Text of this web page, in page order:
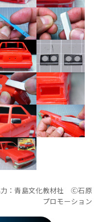
：青島文化教材社 Ⓒ石原
プロモーション